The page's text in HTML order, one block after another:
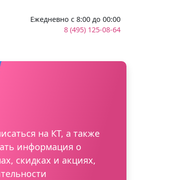
Ежедневно с 8:00 до 00:00
8 (495) 125-08-64
на КТ, а также
информация о
скидках и акциях,